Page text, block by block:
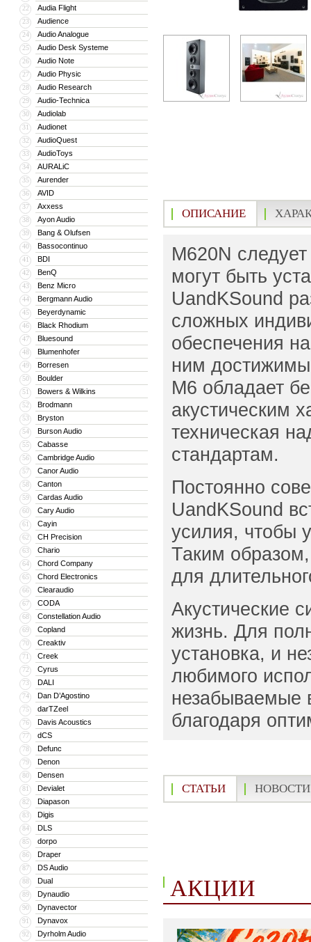
22 Audia Flight
23 Audience
24 Audio Analogue
25 Audio Desk Systeme
26 Audio Note
27 Audio Physic
28 Audio Research
29 Audio-Technica
30 Audiolab
31 Audionet
32 AudioQuest
33 AudioToys
34 AURALiC
35 Aurender
36 AVID
37 Axxess
38 Ayon Audio
39 Bang & Olufsen
40 Bassocontinuo
41 BDI
42 BenQ
43 Benz Micro
44 Bergmann Audio
45 Beyerdynamic
46 Black Rhodium
47 Bluesound
48 Blumenhofer
49 Borresen
50 Boulder
51 Bowers & Wilkins
52 Brodmann
53 Bryston
54 Burson Audio
55 Cabasse
56 Cambridge Audio
57 Canor Audio
58 Canton
59 Cardas Audio
60 Cary Audio
61 Cayin
62 CH Precision
63 Chario
64 Chord Company
65 Chord Electronics
66 Clearaudio
67 CODA
68 Constellation Audio
69 Copland
70 Creaktiv
71 Creek
72 Cyrus
73 DALI
74 Dan D’Agostino
75 darTZeel
76 Davis Acoustics
77 dCS
78 Defunc
79 Denon
80 Densen
81 Devialet
82 Diapason
83 Digis
84 DLS
85 dorpo
86 Draper
87 DS Audio
88 Dual
89 Dynaudio
90 Dynavector
91 Dynavox
92 Dyrholm Audio
ОПИСАНИЕ
M620N
могут быть
UandKSound
сложных
обеспечения
ним достижимы
M6 обладает
акустическим
техническая
стандартам.
Постоянно
UandKSound
усилия, чтобы
Таким
для
Акустические
жизнь. Для
установка, и
любимого
незабываемые
благодаря
СТАТЬИ НОВОСТИ
АКЦИИ